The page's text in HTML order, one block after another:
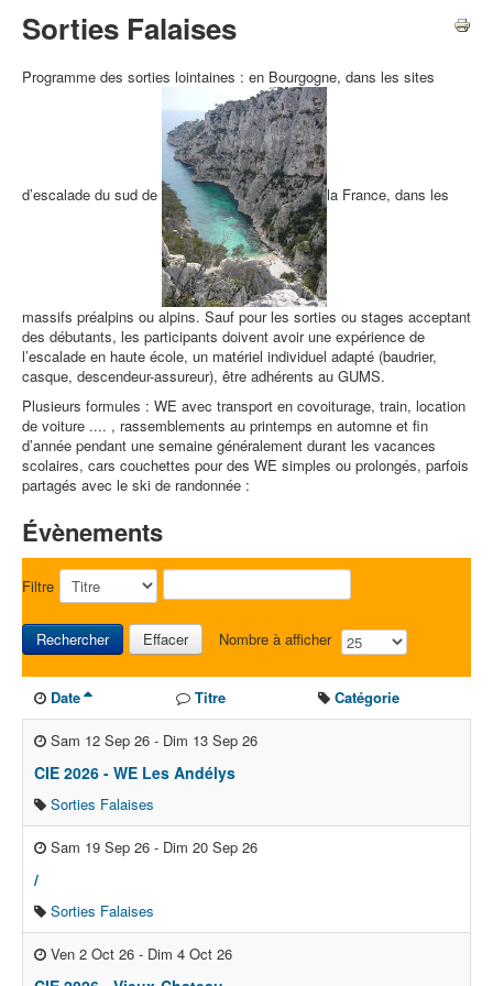
Sorties Falaises
Programme des sorties lointaines : en Bourgogne, dans les sites
d’escalade du sud de la France, dans les
massifs préalpins ou alpins. Sauf pour les sorties ou stages acceptant
des débutants, les participants doivent avoir une expérience de
l’escalade en haute école, un matériel individuel adapté (baudrier,
casque, descendeur-assureur), être adhérents au GUMS.
Plusieurs formules : WE avec transport en covoiturage, train, location
de voiture .... , rassemblements au printemps en automne et fin
d’année pendant une semaine généralement durant les vacances
scolaires, cars couchettes pour des WE simples ou prolongés, parfois
partagés avec le ski de randonnée :
Évènements
Filtre
Rechercher Effacer Nombre à afficher
Date Titre Catégorie
Sam 12 Sep 26 - Dim 13 Sep 26
CIE 2026 - WE Les Andélys
Sorties Falaises
Sam 19 Sep 26 - Dim 20 Sep 26
/
Sorties Falaises
Ven 2 Oct 26 - Dim 4 Oct 26